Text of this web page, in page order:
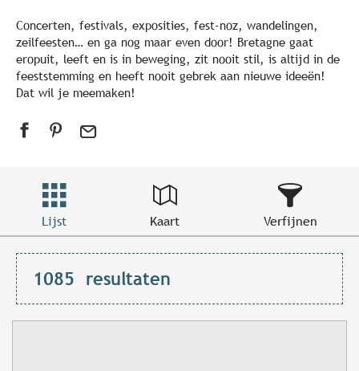
Concerten, festivals, exposities, fest-noz, wandelingen,
zeilfeesten… en ga nog maar even door! Bretagne gaat
eropuit, leeft en is in beweging, zit nooit stil, is altijd in de
feeststemming en heeft nooit gebrek aan nieuwe ideeën!
Dat wil je meemaken!
Lijst Kaart Verfijnen
1085 resultaten